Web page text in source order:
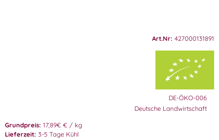
Art.Nr: 427000131891
DE-ÖKO-006
Deutsche Landwirtschaft
Grundpreis: 17,89€ € / kg
Lieferzeit: 3-5 Tage Kühl